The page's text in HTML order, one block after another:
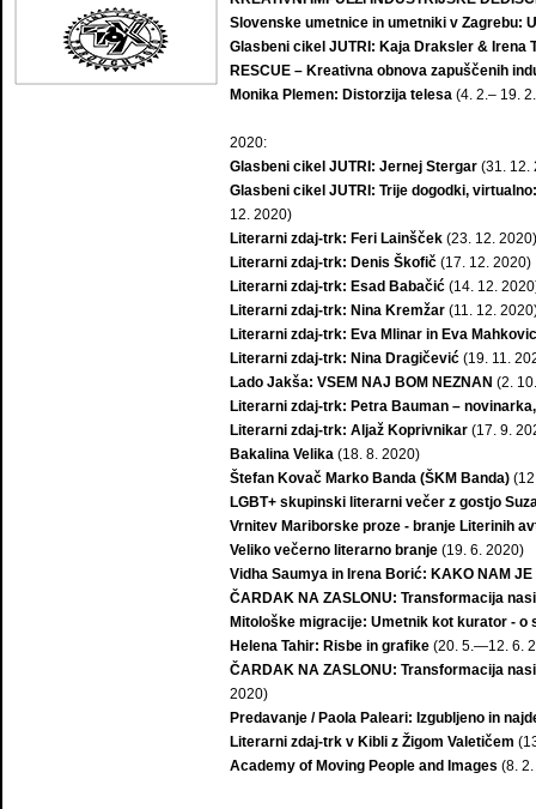
Slovenske umetnice in umetniki v Zagrebu:
Glasbeni cikel JUTRI: Kaja Draksler & Irena
RESCUE – Kreativna obnova zapuščenih
Monika Plemen: Distorzija telesa (4. 2.– 19.
2020:
Glasbeni cikel JUTRI: Jernej Stergar (31. 12.
Glasbeni cikel JUTRI: Trije dogodki,
12. 2020)
Literarni zdaj-trk: Feri Lainšček (23. 12. 2020)
Literarni zdaj-trk: Denis Škofič (17. 12. 2020)
Literarni zdaj-trk: Esad Babačić (14. 12.
Literarni zdaj-trk: Nina Kremžar (11. 12.
Literarni zdaj-trk: Eva Mlinar in Eva Mahkovic
Literarni zdaj-trk: Nina Dragičević (19. 11.
Lado Jakša: VSEM NAJ BOM NEZNAN (2.
Literarni zdaj-trk: Petra Bauman –
Literarni zdaj-trk: Aljaž Koprivnikar (17. 9.
Bakalina Velika (18. 8. 2020)
Štefan Kovač Marko Banda (ŠKM Banda)
LGBT+ skupinski literarni večer z gostjo
Vrnitev Mariborske proze - branje Literinih
Veliko večerno literarno branje (19. 6. 2020)
Vidha Saumya in Irena Borić: KAKO NAM
ČARDAK NA ZASLONU: Transformacija
Mitološke migracije: Umetnik kot kurator - o
Helena Tahir: Risbe in grafike (20. 5.—12. 6.
ČARDAK NA ZASLONU: Transformacija
2020)
Predavanje / PaoIa Paleari: Izgubljeno in
Literarni zdaj-trk v Kibli z Žigom Valetičem
Academy of Moving People and Images (8.